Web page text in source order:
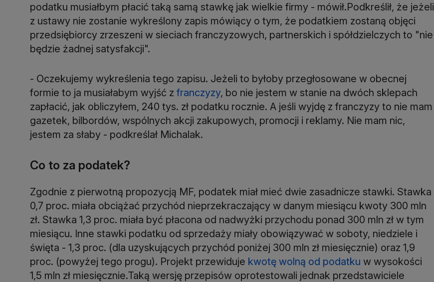
podatku musiałbym płacić taką samą stawkę jak wielkie firmy - mówił.Podkreślił, że jeżeli
z ustawy nie zostanie wykreślony zapis mówiący o tym, że podatkiem zostaną objęci
przedsiębiorcy zrzeszeni w sieciach franczyzowych, partnerskich i spółdzielczych to "nie
będzie żadnej satysfakcji".
- Oczekujemy wykreślenia tego zapisu. Jeżeli to byłoby przegłosowane w obecnej
formie to ja musiałabym wyjść z franczyzy, bo nie jestem w stanie na dwóch sklepach
zapłacić, jak obliczyłem, 240 tys. zł podatku rocznie. A jeśli wyjdę z franczyzy to nie mam
gazetek, bilbordów, wspólnych akcji zakupowych, promocji i reklamy. Nie mam nic,
jestem za słaby - podkreślał Michalak.
Co to za podatek?
Zgodnie z pierwotną propozycją MF, podatek miał mieć dwie zasadnicze stawki. Stawka
0,7 proc. miała obciążać przychód nieprzekraczający w danym miesiącu kwoty 300 mln
zł. Stawka 1,3 proc. miała być płacona od nadwyżki przychodu ponad 300 mln zł w tym
miesiącu. Inne stawki podatku od sprzedaży miały obowiązywać w soboty, niedziele i
święta - 1,3 proc. (dla uzyskujących przychód poniżej 300 mln zł miesięcznie) oraz 1,9
proc. (powyżej tego progu). Projekt przewiduje kwotę wolną od podatku w wysokości
1,5 mln zł miesięcznie.Taką wersję przepisów oprotestowali jednak przedstawiciele